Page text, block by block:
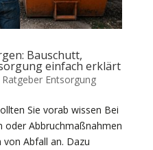
Bauschutt,
einfach erklärt
Ratgeber Entsorgung
Sie vorab wissen Bei
oder Abbruchmaßnahmen
Abfall an. Dazu